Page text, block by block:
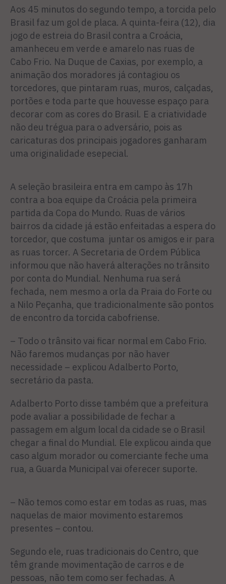
Aos 45 minutos do segundo tempo, a torcida pelo
Brasil faz um gol de placa. A quinta-feira (12), dia
jogo de estreia do Brasil contra a Croácia,
amanheceu em verde e amarelo nas ruas de
Cabo Frio. Na Duque de Caxias, por exemplo, a
animação dos moradores já contagiou os
torcedores, que pintaram ruas, muros, calçadas,
portões e toda parte que houvesse espaço para
decorar com as cores do Brasil. E a criatividade
não deu trégua para o adversário, pois as
caricaturas dos principais jogadores ganharam
uma originalidade esepecial.
A seleção brasileira entra em campo às 17h
contra a boa equipe da Croácia pela primeira
partida da Copa do Mundo. Ruas de vários
bairros da cidade já estão enfeitadas a espera do
torcedor, que costuma juntar os amigos e ir para
as ruas torcer. A Secretaria de Ordem Pública
informou que não haverá alterações no trânsito
por conta do Mundial. Nenhuma rua será
fechada, nem mesmo a orla da Praia do Forte ou
a Nilo Peçanha, que tradicionalmente são pontos
de encontro da torcida cabofriense.
– Todo o trânsito vai ficar normal em Cabo Frio.
Não faremos mudanças por não haver
necessidade – explicou Adalberto Porto,
secretário da pasta.
Adalberto Porto disse também que a prefeitura
pode avaliar a possibilidade de fechar a
passagem em algum local da cidade se o Brasil
chegar a final do Mundial. Ele explicou ainda que
caso algum morador ou comerciante feche uma
rua, a Guarda Municipal vai oferecer suporte.
– Não temos como estar em todas as ruas, mas
naquelas de maior movimento estaremos
presentes – contou.
Segundo ele, ruas tradicionais do Centro, que
têm grande movimentação de carros e de
pessoas, não tem como ser fechadas. A